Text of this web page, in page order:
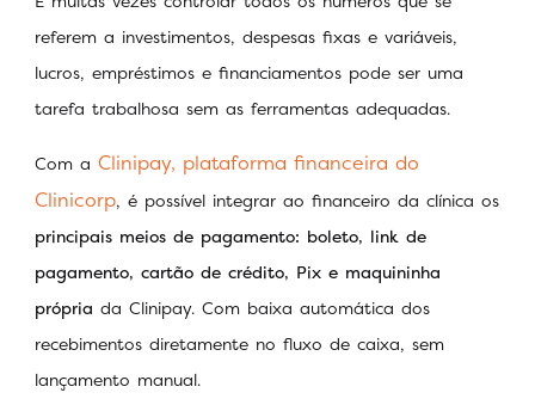
referem a investimentos, despesas fixas e variáveis,
lucros, empréstimos e financiamentos pode ser uma
tarefa trabalhosa sem as ferramentas adequadas.
Com a Clinipay, plataforma financeira do
Clinicorp, é possível integrar ao financeiro da clínica os
principais meios de pagamento: boleto, link de
pagamento, cartão de crédito, Pix e maquininha
própria da Clinipay. Com baixa automática dos
recebimentos diretamente no fluxo de caixa, sem
lançamento manual.